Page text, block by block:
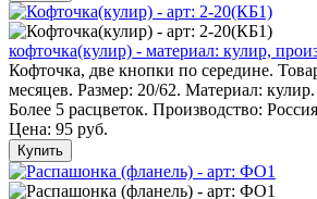
кофточка(кулир) - материал: кулир,
Кофточка, две кнопки по середине.
месяцев. Размер: 20/62. Материал:
Более 5 расцветок. Производство:
Цена: 95 руб.
Купить